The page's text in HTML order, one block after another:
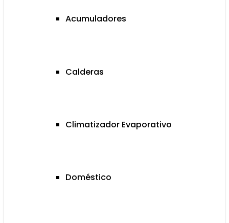
Acumuladores
Calderas
Climatizador Evaporativo
Doméstico